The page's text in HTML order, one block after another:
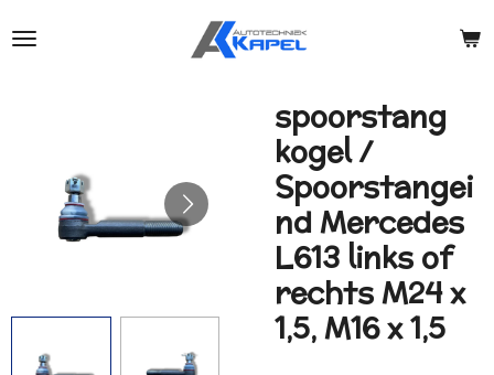
direct
spoorstang
kogel /
Spoorstangei
nd Mercedes
L613 links of
rechts M24 x
1,5, M16 x 1,5